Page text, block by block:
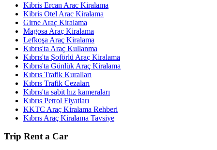
Kibris Ercan Arac Kiralama
Kibris Otel Arac Kiralama
Girne Araç Kiralama
Magosa Araç Kiralama
Lefkoşa Araç Kiralama
Kıbrıs'ta Araç Kullanma
Kıbrıs'ta Şoförlü Araç Kiralama
Kıbrıs'ta Günlük Araç Kiralama
Kıbrıs Trafik Kuralları
Kıbrıs Trafik Cezaları
Kıbrıs'ta sabit hız kameraları
Kıbrıs Petrol Fiyatları
KKTC Araç Kiralama Rehberi
Kıbrıs Araç Kiralama Tavsiye
Trip Rent a Car